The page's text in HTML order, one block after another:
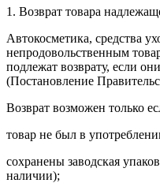
1. Возврат товара
Автокосметика, средства
непродовольственным
подлежат возврату, если
(Постановление
Возврат возможен только
товар не был в
сохранены заводская
наличии);